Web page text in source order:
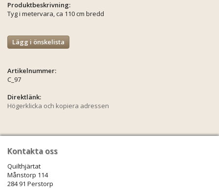
Produktbeskrivning:
Tyg i metervara, ca 110 cm bredd
Lägg i önskelista
Artikelnummer:
C_97
Direktlänk:
Högerklicka och kopiera adressen
Kontakta oss
Quilthjärtat
Månstorp 114
284 91 Perstorp